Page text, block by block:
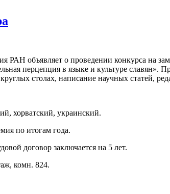
РАН объявляет о проведении конкурса на
перцепция в языке и культуре славян».
столах, написание научных статей,
хорватский, украинский.
по итогам года.
договор заключается на 5 лет.
комн. 824.